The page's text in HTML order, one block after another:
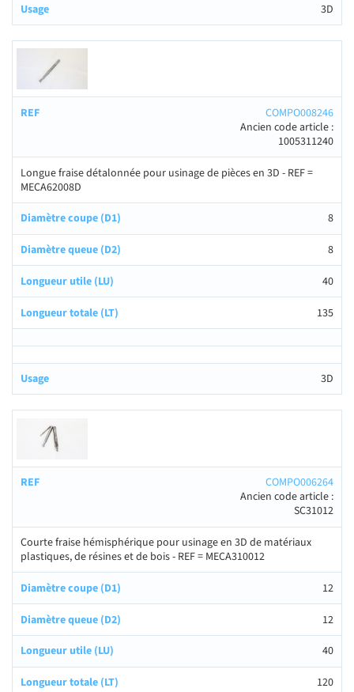
3D
COMPO008246
Ancien code article :
1005311240
Longue fraise détalonnée pour usinage de pièces en 3D - REF =
MECA62008D
8
8
40
135
3D
COMPO006264
Ancien code article :
SC31012
Courte fraise hémisphérique pour usinage en 3D de matériaux
plastiques, de résines et de bois - REF = MECA310012
12
12
40
120